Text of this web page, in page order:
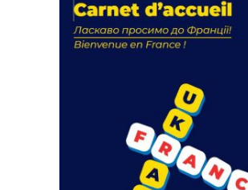
actions
18 septembre 2023
105510 Total 0 Votes 0 0 Aidez-nous à